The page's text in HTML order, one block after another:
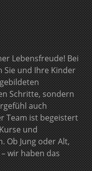
Lebensfreude! Bei
Sie und Ihre Kinder
Schritte, sondern
auch
Team ist begeistert
und
Ob Jung oder Alt,
wir haben das